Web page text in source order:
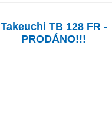
Takeuchi TB 128 FR -
PRODÁNO!!!